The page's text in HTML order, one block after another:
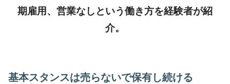
期雇用、営業なしという働き方を経験者が紹
介。
基本スタンスは売らないで保有し続ける